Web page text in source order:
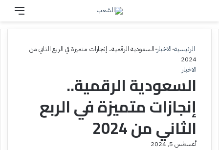
بحث عن
الرئيسية-الاخبار-السعودية الرقمية.. إنجازات متميزة في الربع الثاني من
2024
الاخبار
السعودية الرقمية..
إنجازات متميزة في الربع
الثاني من 2024
أغسطس 5, 2024